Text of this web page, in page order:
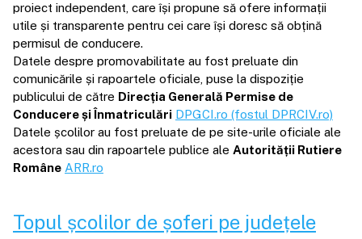
proiect independent, care își propune să ofere informații
utile și transparente pentru cei care își doresc să obțină
permisul de conducere.
Datele despre promovabilitate au fost preluate din
comunicările și rapoartele oficiale, puse la dispoziție
publicului de către Direcția Generală Permise de
Conducere și Înmatriculări DPGCI.ro (fostul DPRCIV.ro)
Datele școlilor au fost preluate de pe site-urile oficiale ale
acestora sau din rapoartele publice ale Autorității Rutiere
Române ARR.ro
Topul școlilor de șoferi pe județele